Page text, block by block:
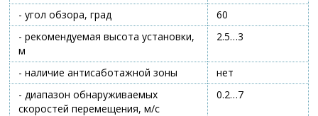
- угол обзора, град
60
- рекомендуемая высота установки,
м
2.5…3
- наличие антисаботажной зоны
нет
- диапазон обнаруживаемых
скоростей перемещения, м/с
0.2…7